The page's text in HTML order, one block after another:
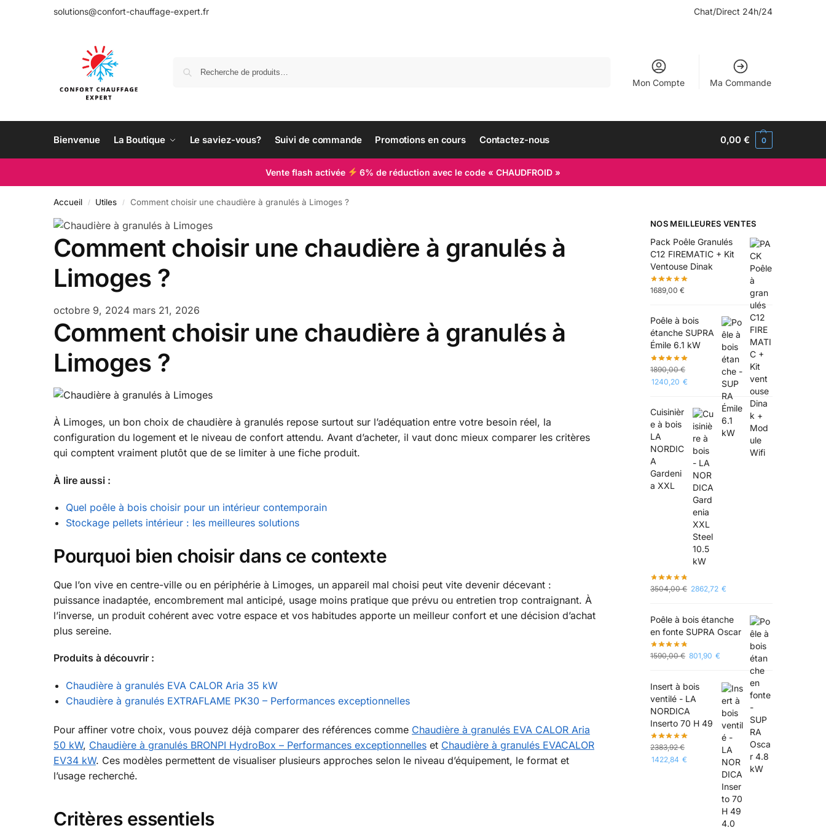
solutions@confort-chauffage-expert.fr Chat/Direct 24h/24
Mon Compte Ma Commande
Bienvenue La Boutique Le saviez-vous? Suivi de commande Promotions en cours Contactez-nous 0,00€ 0
Vente flash activée 6% de réduction avec le code « CHAUDFROID »
Accueil / Utiles / Comment choisir une chaudière à granulés à Limoges ?
Comment choisir une chaudière à granulés à
Limoges ?
octobre 9, 2024 mars 21, 2026
Comment choisir une chaudière à granulés à
Limoges ?
À Limoges, un bon choix de chaudière à granulés repose surtout sur l’adéquation entre votre besoin réel, la
configuration du logement et le niveau de confort attendu. Avant d’acheter, il vaut donc mieux comparer les critères
qui comptent vraiment plutôt que de se limiter à une fiche produit.
À lire aussi :
Quel poêle à bois choisir pour un intérieur contemporain
Stockage pellets intérieur : les meilleures solutions
Pourquoi bien choisir dans ce contexte
Que l’on vive en centre-ville ou en périphérie à Limoges, un appareil mal choisi peut vite devenir décevant :
puissance inadaptée, encombrement mal anticipé, usage moins pratique que prévu ou entretien trop contraignant. À
l’inverse, un produit cohérent avec votre espace et vos habitudes apporte un meilleur confort et une décision d’achat
plus sereine.
Produits à découvrir :
Chaudière à granulés EVA CALOR Aria 35 kW
Chaudière à granulés EXTRAFLAME PK30 – Performances exceptionnelles
Pour affiner votre choix, vous pouvez déjà comparer des références comme Chaudière à granulés EVA CALOR Aria
50 kW, Chaudière à granulés BRONPI HydroBox – Performances exceptionnelles et Chaudière à granulés EVACALOR
EV34 kW. Ces modèles permettent de visualiser plusieurs approches selon le niveau d’équipement, le format et
l’usage recherché.
Critères essentiels
NOS MEILLEURES VENTES
Pack Poêle Granulés
C12 FIREMATIC + Kit
Ventouse Dinak
1689,00€
Poêle à bois
étanche SUPRA
Émile 6.1 kW
1890,00€
1240,20 €
Cuisinièr
e à bois
LA
NORDIC
A
Gardeni
a XXL
3504,00€ 2862,72 €
Poêle à bois étanche
en fonte SUPRA Oscar
1590,00€ 801,90 €
Insert à bois
ventilé - LA
NORDICA
Inserto 70 H 49
2383,92€
1422,84 €